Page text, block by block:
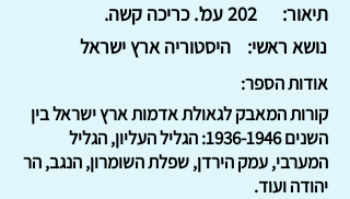
202 עמ'. כריכה קשה.
תיאור:
היסטוריה ארץ ישראל
נושא ראשי:
אודות הספר:
קורות המאבק לגאולת אדמות ארץ ישראל בין
השנים1936-1946: הגליל העליון, הגליל
המערבי, עמק הירדן, שפלת השומרון, הנגב, הר
יהודה ועוד.